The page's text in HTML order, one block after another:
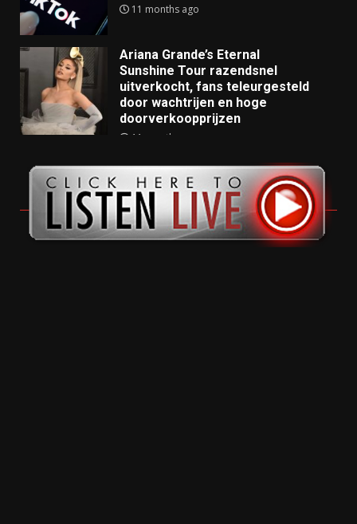
11 months ago
Ariana Grande’s Eternal
Sunshine Tour razendsnel
uitverkocht, fans teleurgesteld
door wachtrijen en hoge
doorverkoopprijzen
11 months ago